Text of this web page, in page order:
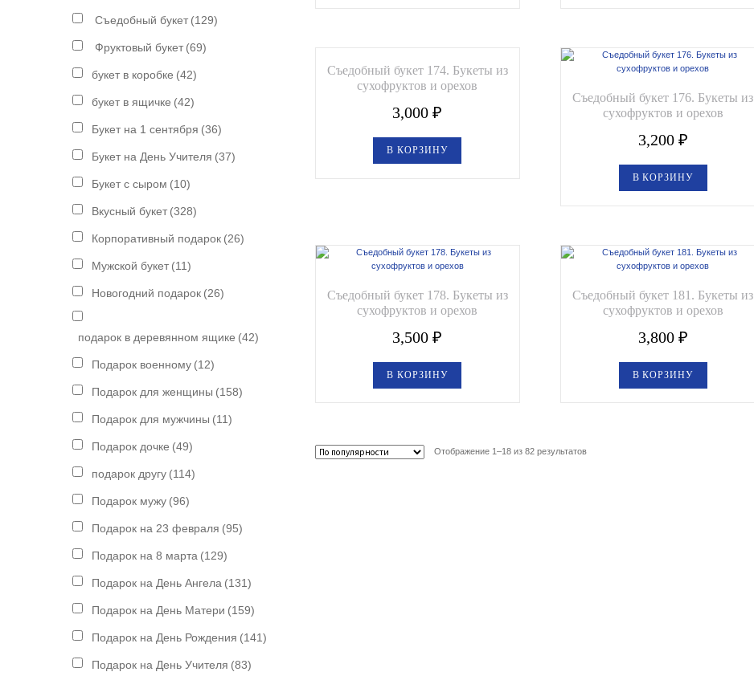
Съедобный букет 174. Букеты из
сухофруктов и орехов
3,000₽
В КОРЗИНУ
Съедобный букет 176. Букеты из
сухофруктов и орехов
3,200 ₽
В КОРЗИНУ
Съедобный букет 178. Букеты из
сухофруктов и орехов
3,500₽
В КОРЗИНУ
Съедобный букет 181. Букеты из
сухофруктов и орехов
3,800 ₽
В КОРЗИНУ
Отображение 1–18 из 82 результатов
Съедобный букет (129)
Фруктовый букет (69)
букет в коробке (42)
букет в ящичке (42)
Букет на 1 сентября (36)
Букет на День Учителя (37)
Букет с сыром (10)
Вкусный букет (328)
Корпоративный подарок (26)
Мужской букет (11)
Новогодний подарок (26)
подарок в деревянном ящике (42)
Подарок военному (12)
Подарок для женщины (158)
Подарок для мужчины (11)
Подарок дочке (49)
подарок другу (114)
Подарок мужу (96)
Подарок на 23 февраля (95)
Подарок на 8 марта (129)
Подарок на День Ангела (131)
Подарок на День Матери (159)
Подарок на День Рождения (141)
Подарок на День Учителя (83)